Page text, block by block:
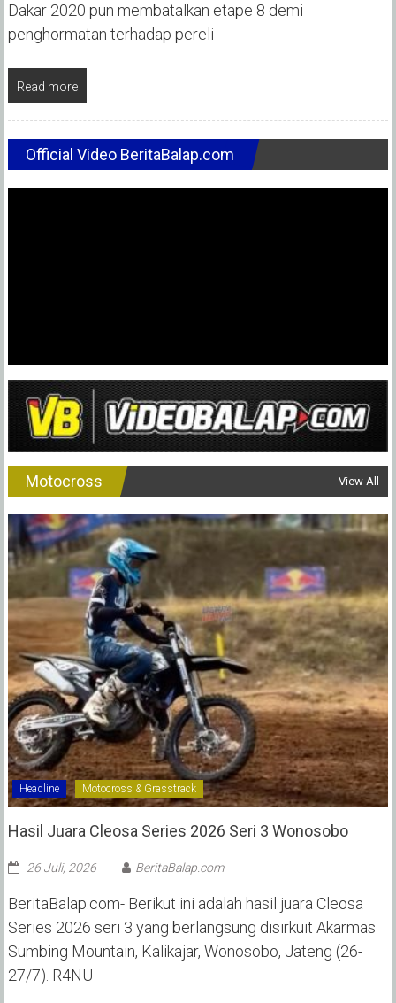
Dakar 2020 pun membatalkan etape 8 demi
penghormatan terhadap pereli
Read more
Official Video BeritaBalap.com
Motocross View All
Headline Motocross & Grasstrack
Hasil Juara Cleosa Series 2026 Seri 3 Wonosobo ‎
26 Juli, 2026 BeritaBalap.com
BeritaBalap.com- Berikut ini adalah hasil juara Cleosa
Series 2026 seri 3 yang berlangsung disirkuit Akarmas
Sumbing Mountain, Kalikajar, Wonosobo, Jateng (26-
27/7). R4NU